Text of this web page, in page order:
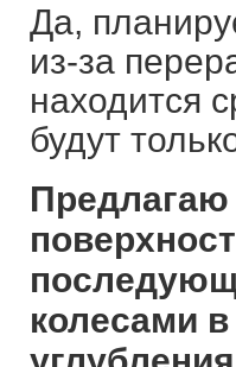
Да,
из-за
находится
будут
колесами в